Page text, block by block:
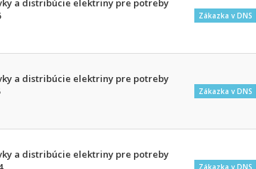
a distribúcie elektriny pre potreby
Zákazka v DNS
a distribúcie elektriny pre potreby
Zákazka v DNS
a distribúcie elektriny pre potreby
Zákazka v DNS